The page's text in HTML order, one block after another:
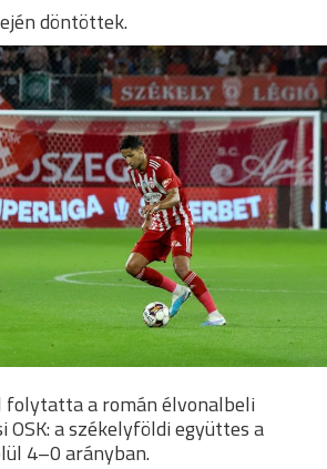
döntöttek.
folytatta a román élvonalbeli
OSK: a székelyföldi együttes a
4–0 arányban.